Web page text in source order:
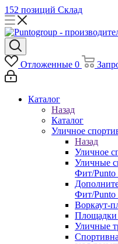
152 позиций Склад
Отложенные 0
Каталог
Назад
Каталог
Уличное
Назад
Уличное
Уличные
Фит/Punto
Фит/Punto
Воркаут-
Площадки
Уличные